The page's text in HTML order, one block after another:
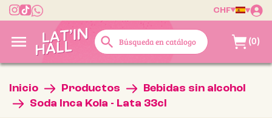
CHF
 search (0)
Inicio Productos
Bebidas sin alcohol
Soda Inca Kola - Lata 33cl